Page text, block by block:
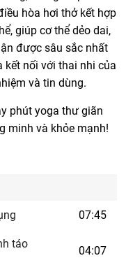
hòa hơi thở kết hợp
giúp cơ thể dẻo dai,
được sâu sắc nhất
nối với thai nhi của
và tin dùng.
phút yoga thư giãn
minh và khỏe mạnh!
07:45
táo
04:07